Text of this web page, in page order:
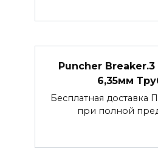
Puncher Breaker.3
6,35мм
Бесплатная доставка
при полной